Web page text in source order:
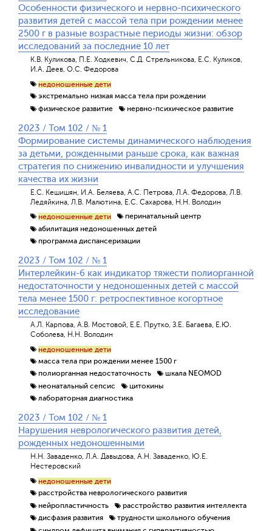
Особенности физического и нервно-психического
развития детей с массой тела при рождении менее
2500 г в разные возрастные периоды жизни: обзор
исследований за последние 10 лет
К.В. Куликова, П.Е. Ходкевич, С.Д. Стрельникова, Е.С. Куликов,
И.А. Деев, О.С. Федорова
недоношенные дети
экстремально низкая масса тела при рождении
физическое развитие
нервно-психическое развитие
2023 / Том 102 / № 1
Формирование системы динамического наблюдения
за детьми, рожденными раньше срока, как важная
стратегия по снижению инвалидности и улучшения
качества их жизни
Е.С. Кешишян, И.А. Беляева, А.С. Петрова, Л.А. Федорова, Л.В.
Ледяйкина, Л.В. Малютина, Е.С. Сахарова, Н.Н. Володин
недоношенные дети
перинатальный центр
абилитация недоношенных детей
программа диспансеризации
2023 / Том 102 / № 1
Интерлейкин-6 как индикатор тяжести полиорганной
недостаточности у недоношенных детей с массой
тела менее 1500 г: ретроспективное когортное
исследование
А.Л. Карпова, А.В. Мостовой, Е.Е. Прутко, З.Е. Багаева, Е.Ю.
Соболева, Н.Н. Володин
недоношенные дети
масса тела при рождении менее 1500 г
полиорганная недостаточность
шкала NEOMOD
неонатальный сепсис
цитокины
лабораторная диагностика
2023 / Том 102 / № 1
Нарушения неврологического развития детей,
рожденных недоношенными
Н.Н. Заваденко, Л.А. Давыдова, А.Н. Заваденко, Ю.Е.
Нестеровский
недоношенные дети
расстройства неврологического развития
нейропластичность
расстройство развития интеллекта
дисфазия развития
трудности школьного обучения